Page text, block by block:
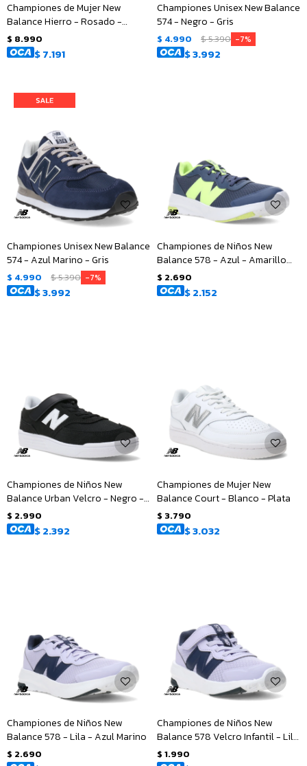
Championes de Mujer New
Balance Hierro - Rosado -
Amarillo Mostaza
$ 8.990
$7.191
Championes Unisex New Balance
574 - Negro - Gris
$ 4.990 $5.390 7
$3.992
Championes Unisex New Balance
574 - Azul Marino - Gris
$ 4.990 $5.390 7
$3.992
Championes de Niños New
Balance 578 - Azul - Amarillo
Fluo
$ 2.690
$2.152
Championes de Niños New
Balance Urban Velcro - Negro -
Blanco
$ 2.990
$2.392
Championes de Mujer New
Balance Court - Blanco - Plata
$ 3.790
$3.032
Championes de Niños New
Balance 578 - Lila - Azul Marino
$ 2.690
Championes de Niños New
Balance 578 Velcro Infantil - Lila
- Azul Marino
$ 1.990